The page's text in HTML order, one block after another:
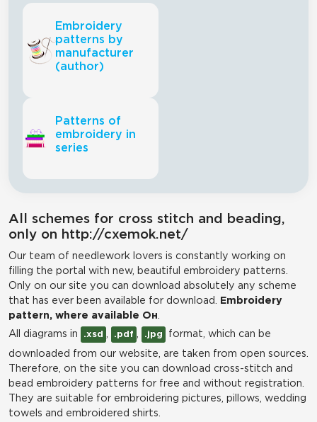
Embroidery
patterns by
manufacturer
(author)
Patterns of
embroidery in
series
All schemes for cross stitch and beading,
only on http://cxemok.net/
Our team of needlework lovers is constantly working on
filling the portal with new, beautiful embroidery patterns.
Only on our site you can download absolutely any scheme
that has ever been available for download.
Embroidery
pattern, where available Он
All diagrams in
.xsd .pdf .jpg format, which can be
downloaded from our website, are taken from open sources.
Therefore, on the site you can download cross-stitch and
bead embroidery patterns for free and without registration.
They are suitable for embroidering pictures, pillows, wedding
towels and embroidered shirts.